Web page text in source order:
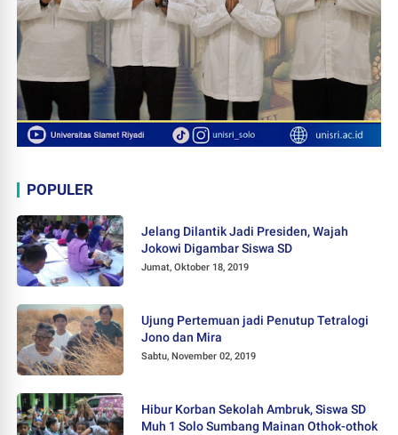
POPULER
Jelang Dilantik Jadi Presiden, Wajah
Jokowi Digambar Siswa SD
Jumat, Oktober 18, 2019
Ujung Pertemuan jadi Penutup Tetralogi
Jono dan Mira
Sabtu, November 02, 2019
Hibur Korban Sekolah Ambruk, Siswa SD
Muh 1 Solo Sumbang Mainan Othok-othok